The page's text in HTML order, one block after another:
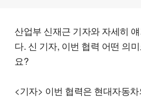
산업부 신재근 기자와 자세히
다. 신 기자, 이번 협력 어떤 의
요?
<기자> 이번 협력은 현대자동